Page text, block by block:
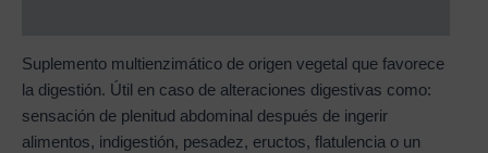
Suplemento multienzimático de origen vegetal que favorece
la digestión. Útil en caso de alteraciones digestivas como:
sensación de plenitud abdominal después de ingerir
alimentos, indigestión, pesadez, eructos, flatulencia o un